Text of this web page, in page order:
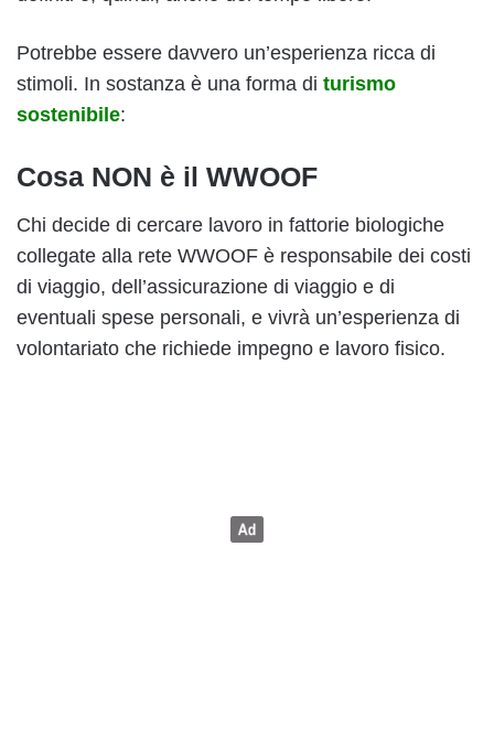
Potrebbe essere davvero un’esperienza ricca di
stimoli. In sostanza è una forma di turismo
sostenibile:
Cosa NON è il WWOOF
Chi decide di cercare lavoro in fattorie biologiche
collegate alla rete WWOOF è responsabile dei costi
di viaggio, dell’assicurazione di viaggio e di
eventuali spese personali, e vivrà un’esperienza di
volontariato che richiede impegno e lavoro fisico.